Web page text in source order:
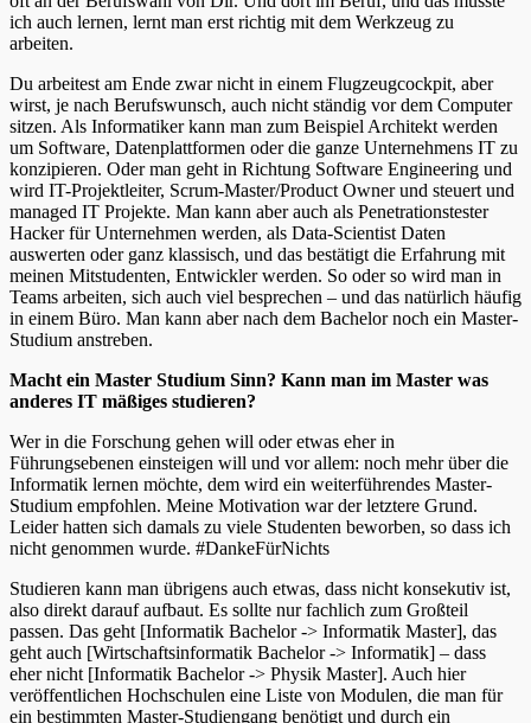
ich auch lernen, lernt man erst richtig mit dem Werkzeug zu
arbeiten.
Du arbeitest am Ende zwar nicht in einem Flugzeugcockpit, aber
wirst, je nach Berufswunsch, auch nicht ständig vor dem Computer
sitzen. Als Informatiker kann man zum Beispiel Architekt werden
um Software, Datenplattformen oder die ganze Unternehmens IT zu
konzipieren. Oder man geht in Richtung Software Engineering und
wird IT-Projektleiter, Scrum-Master/Product Owner und steuert und
managed IT Projekte. Man kann aber auch als Penetrationstester
Hacker für Unternehmen werden, als Data-Scientist Daten
auswerten oder ganz klassisch, und das bestätigt die Erfahrung mit
meinen Mitstudenten, Entwickler werden. So oder so wird man in
Teams arbeiten, sich auch viel besprechen – und das natürlich häufig
in einem Büro. Man kann aber nach dem Bachelor noch ein Master-
Studium anstreben.
Macht ein Master Studium Sinn? Kann man im Master was
anderes IT mäßiges studieren?
Wer in die Forschung gehen will oder etwas eher in
Führungsebenen einsteigen will und vor allem: noch mehr über die
Informatik lernen möchte, dem wird ein weiterführendes Master-
Studium empfohlen. Meine Motivation war der letztere Grund.
Leider hatten sich damals zu viele Studenten beworben, so dass ich
nicht genommen wurde. #DankeFürNichts
Studieren kann man übrigens auch etwas, dass nicht konsekutiv ist,
also direkt darauf aufbaut. Es sollte nur fachlich zum Großteil
passen. Das geht [Informatik Bachelor -> Informatik Master], das
geht auch [Wirtschaftsinformatik Bachelor -> Informatik] – dass
eher nicht [Informatik Bachelor -> Physik Master]. Auch hier
veröffentlichen Hochschulen eine Liste von Modulen, die man für
ein bestimmten Master-Studiengang benötigt und durch ein